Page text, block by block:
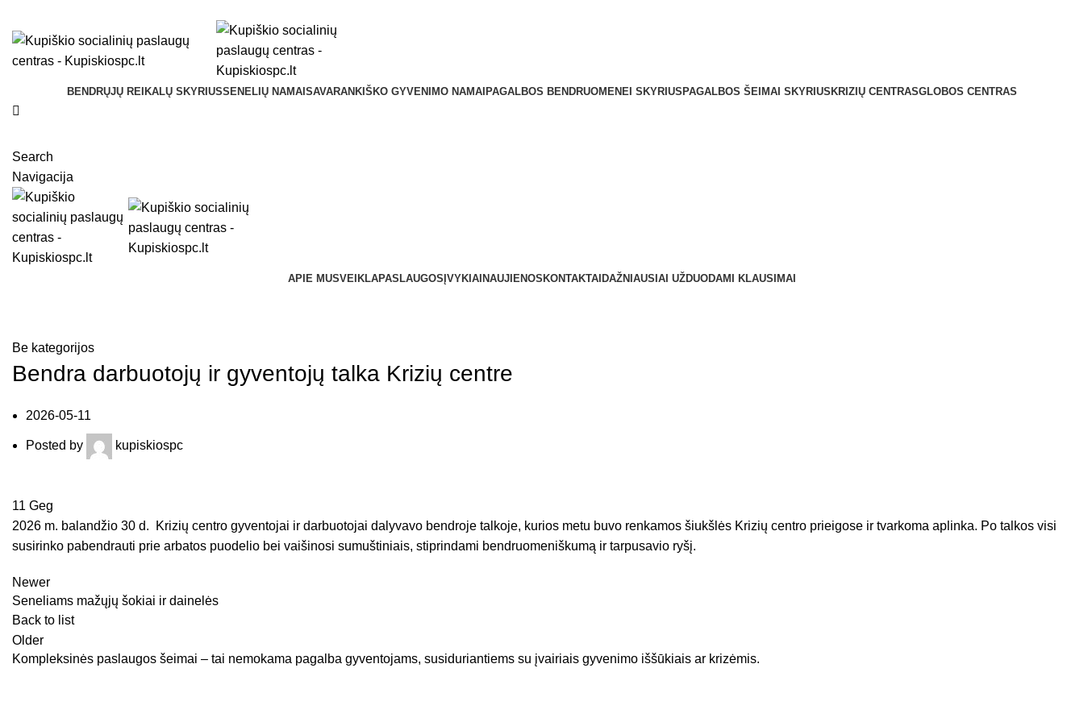
BENDRŲJŲ REIKALŲ SKYRIUSSENELIŲ NAMAI SAVARANKIŠKO GYVENIMO NAMAI PAGALBOS BENDRUOMENEI SKYRIUS PAGALBOS ŠEIMAI SKYRIUS KRIZIŲ CENTRASGLOBOS CENTRAS
Search
Navigacija
APIE MUSVEIKLAPASLAUGOS ĮVYKIAI NAUJIENOS KONTAKTAI DAŽNIAUSIAI UŽDUODAMI KLAUSIMAI
Be kategorijos
Bendra darbuotojų ir gyventojų talka Krizių centre
2026-05-11
Posted by kupiskiospc
11 Geg
2026 m. balandžio 30 d. Krizių centro gyventojai ir darbuotojai dalyvavo bendroje talkoje, kurios metu buvo renkamos šiukšlės Krizių centro prieigose ir tvarkoma aplinka. Po talkos visi
susirinko pabendrauti prie arbatos puodelio bei vaišinosi sumuštiniais, stiprindami bendruomeniškumą ir tarpusavio ryšį.
Newer
Seneliams mažųjų šokiai ir dainelės
Back to list
Older
Kompleksinės paslaugos šeimai – tai nemokama pagalba gyventojams, susiduriantiems su įvairiais gyvenimo iššūkiais ar krizėmis.